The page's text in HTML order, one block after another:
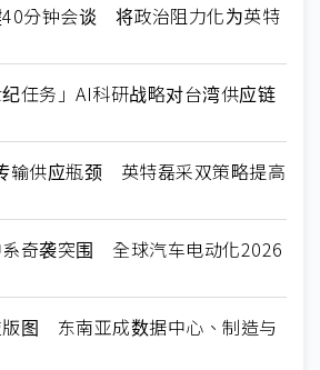
分钟会谈 将政治阻力化为英特
任务」AI科研战略对台湾供应链
输供应瓶颈 英特磊采双策略提高
奇袭突围 全球汽车电动化2026
图 东南亚成数据中心、制造与